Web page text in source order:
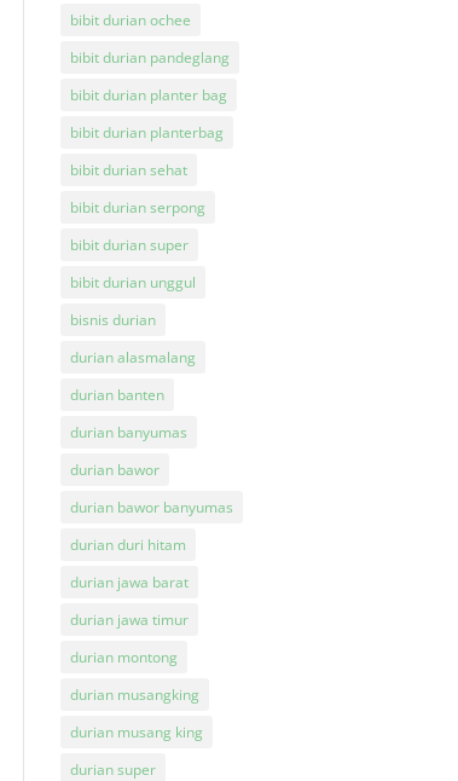
bibit durian ochee
bibit durian pandeglang
bibit durian planter bag
bibit durian planterbag
bibit durian sehat
bibit durian serpong
bibit durian super
bibit durian unggul
bisnis durian
durian alasmalang
durian banten
durian banyumas
durian bawor
durian bawor banyumas
durian duri hitam
durian jawa barat
durian jawa timur
durian montong
durian musangking
durian musang king
durian super